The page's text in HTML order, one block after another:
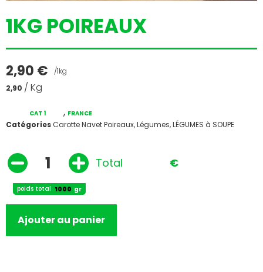
1KG POIREAUX
2,90 €
/1kg
2,90 / Kg
Catégories Carotte Navet Poireaux,Légumes,LÉGUMES à SOUPE
CAT 1 , FRANCE
poids total gr
Total €
Ajouter au panier